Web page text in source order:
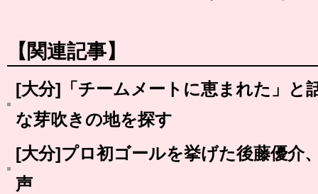
【関連記事】
[大分]「チームメートに恵まれた」と
な芽吹きの地を探す
[大分]プロ初ゴールを挙げた後藤優介
声